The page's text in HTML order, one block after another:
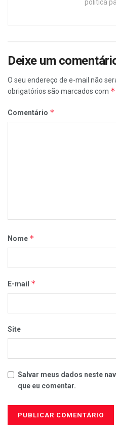
política
Deixe um
O seu endereço de e-mail não
obrigatórios são marcados com *
Comentário *
Nome *
E-mail *
Site
Salvar meus dados neste
que eu comentar.